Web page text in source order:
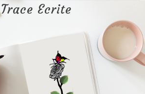
Trace Ecrite